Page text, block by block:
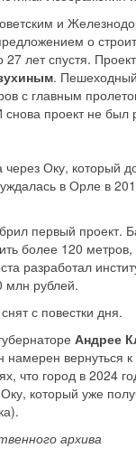
и
о
лет спустя.
.
с главным
проект не был
через Оку,
в Орле в
первый проект.
более 120
разработал
млн рублей.
с повестки дня.
Андрее
намерен вернуться
что город в 2024
который уже
архива